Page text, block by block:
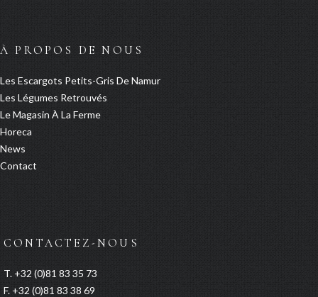
À PROPOS DE NOUS
Les Escargots Petits-Gris De Namur
Les Légumes Retrouvés
Le Magasin À La Ferme
Horeca
News
Contact
CONTACTEZ-NOUS
T. +32 (0)81 83 35 73
F. +32 (0)81 83 38 69